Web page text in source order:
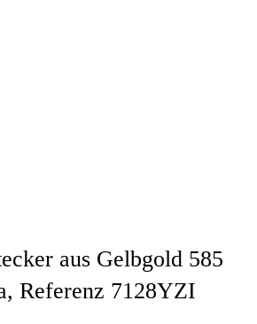
aus Gelbgold 585
Referenz 7128YZI